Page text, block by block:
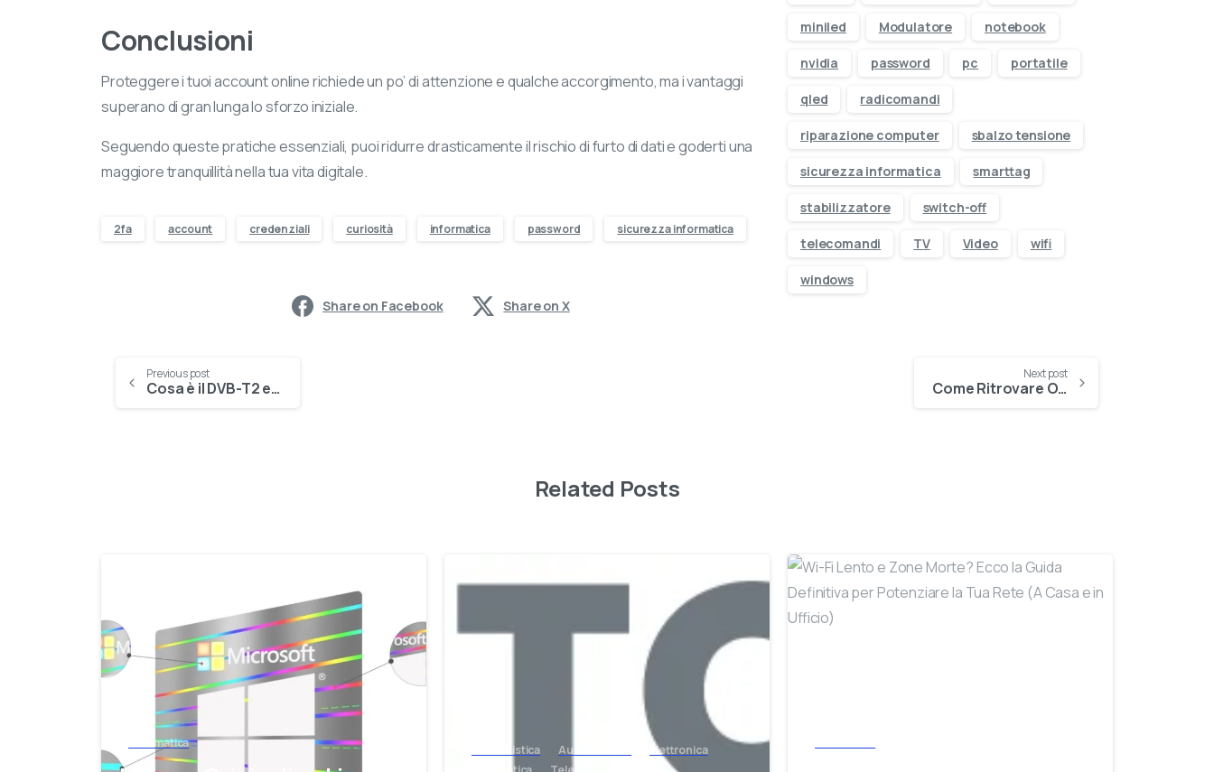
Conclusioni
Proteggere i tuoi account online richiede un po’ di attenzione e qualche accorgimento, ma i vantaggi
superano di gran lunga lo sforzo iniziale.
Seguendo queste pratiche essenziali, puoi ridurre drasticamente il rischio di furto di dati e goderti una
maggiore tranquillità nella tua vita digitale.
2fa account credenziali curiosità informatica password sicurezza informatica
Share on Facebook Share on X
miniled Modulatore notebook
nvidia password pc portatile
qled radicomandi
riparazione computer sbalzo tensione
sicurezza informatica smarttag
stabilizzatore switch-off
telecomandi TV Video wifi
windows
Previous post
Cosa è il DVB-T2 e lo Switch-Off
Next post
Come Ritrovare Oggetti Smarriti con gli Smart Tag
Related Posts
Informatica
-
Antennistica Audio e Video
Elettronica
-